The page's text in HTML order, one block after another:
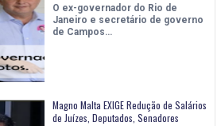
O ex-governador do Rio de
Janeiro e secretário de governo
de Campos…
Magno Malta EXIGE Redução de Salários
de Juízes, Deputados, Senadores